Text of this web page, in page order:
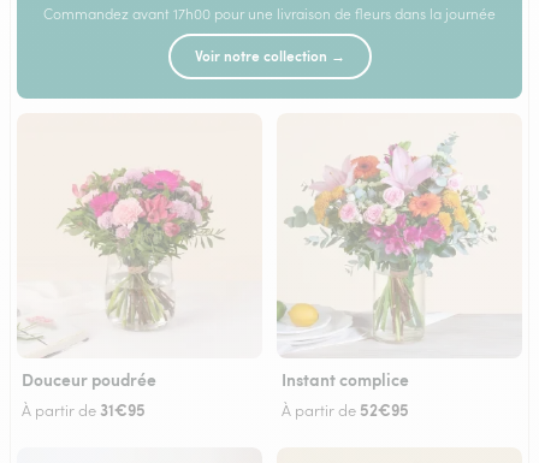
Commandez avant 17h00 pour une livraison de fleurs dans la journée
Voir notre collection →
Douceur poudrée
À partir de 31€95
Instant complice
À partir de 52€95